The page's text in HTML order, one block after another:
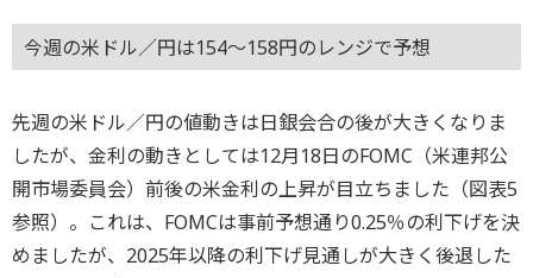
今週の米ドル／円は154～158円のレンジで予想
先週の米ドル／円の値動きは日銀会合の後が大きくなりま
したが、金利の動きとしては12月18日のFOMC（米連邦公
開市場委員会）前後の米金利の上昇が目立ちました（図表5
参照）。これは、FOMCは事前予想通り0.25％の利下げを決
めましたが、2025年以降の利下げ見通しが大きく後退した